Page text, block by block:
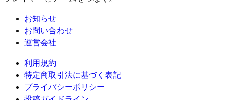
お知らせ
お問い合わせ
運営会社
利用規約
特定商取引法に基づく表記
プライバシーポリシー